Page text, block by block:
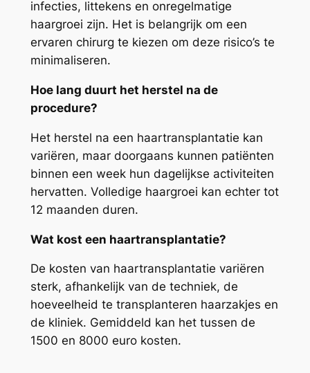
infecties, littekens en onregelmatige
haargroei zijn. Het is belangrijk om een
ervaren chirurg te kiezen om deze risico’s te
minimaliseren.
Hoe lang duurt het herstel na de
procedure?
Het herstel na een haartransplantatie kan
variëren, maar doorgaans kunnen patiënten
binnen een week hun dagelijkse activiteiten
hervatten. Volledige haargroei kan echter tot
12 maanden duren.
Wat kost een haartransplantatie?
De kosten van haartransplantatie variëren
sterk, afhankelijk van de techniek, de
hoeveelheid te transplanteren haarzakjes en
de kliniek. Gemiddeld kan het tussen de
1500 en 8000 euro kosten.